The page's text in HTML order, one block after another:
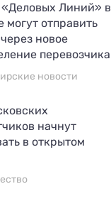
Линий» в
могут отправить
новое
перевозчика
новости
начнут
в открытом